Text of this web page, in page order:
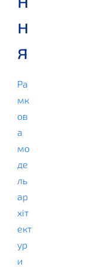
н
я
Ра
мк
ов
а
мо
де
ль
ар
хіт
ект
ур
и